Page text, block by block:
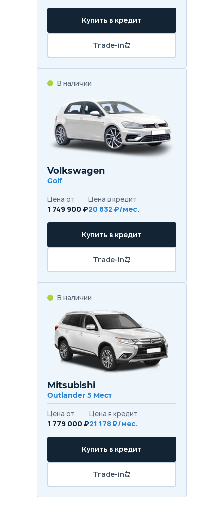
Купить в кредит
Trade-in
В наличии
Volkswagen
Golf
Цена от
1 749 900 ₽
Цена в кредит
20 832 ₽/мес.
Купить в кредит
Trade-in
В наличии
Mitsubishi
Outlander 5 Мест
Цена от
1 779 000 ₽
Цена в кредит
21 178 ₽/мес.
Купить в кредит
Trade-in